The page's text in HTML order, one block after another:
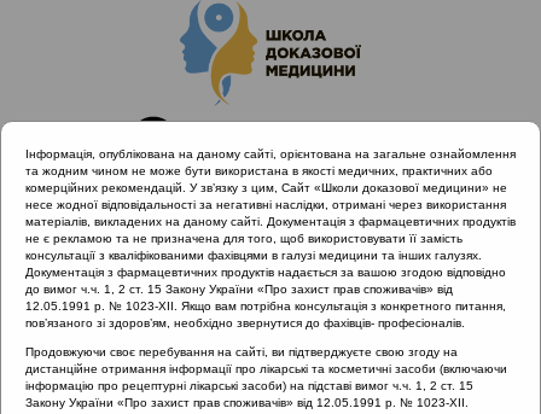
Головна
Проведені заходи
ALLERG.ENT | Вірусні інфекції і алергія в умовах пандемії
COVID-19
«Атопічний марш» у дітей
Інформація, опублікована на даному сайті, орієнтована на загальне ознайомлення
та жодним чином не може бути використана в якості медичних, практичних або
комерційних рекомендацій. У зв’язку з цим, Сайт «Школи доказової медицини» не
несе жодної відповідальності за негативні наслідки, отримані через використання
матеріалів, викладених на даному сайті. Документація з фармацевтичних продуктів
не є рекламою та не призначена для того, щоб використовувати її замість
консультації з кваліфікованими фахівцями в галузі медицини та інших галузях.
Документація з фармацевтичних продуктів надається за вашою згодою відповідно
до вимог ч.ч. 1, 2 ст. 15 Закону України «Про захист прав споживачів» від
12.05.1991 р. № 1023-XII. Якщо вам потрібна консультація з конкретного питання,
пов’язаного зі здоров’ям, необхідно звернутися до фахівців- професіоналів.
Продовжуючи своє перебування на сайті, ви підтверджуєте свою згоду на
дистанційне отримання інформації про лікарські та косметичні засоби (включаючи
інформацію про рецептурні лікарські засоби) на підставі вимог ч.ч. 1, 2 ст. 15
Закону України «Про захист прав споживачів» від 12.05.1991 р. № 1023-XII.